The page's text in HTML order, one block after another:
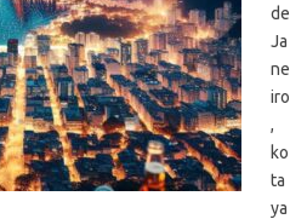
de
Ja
ne
iro
,
ko
ta
ya